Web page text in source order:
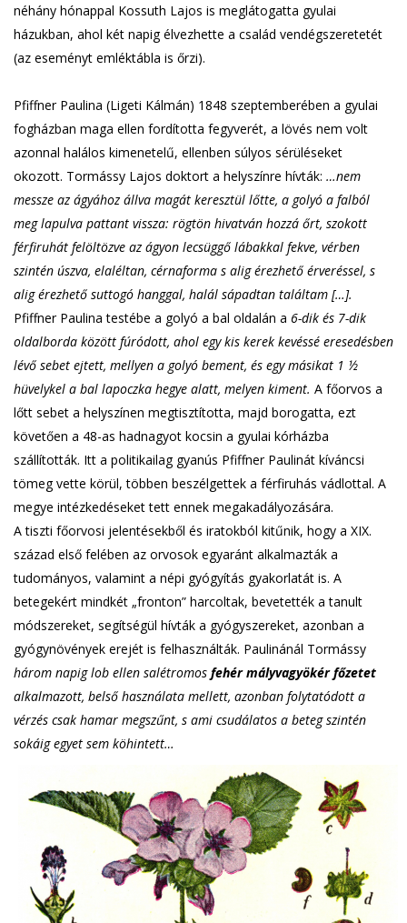
néhány hónappal Kossuth Lajos is meglátogatta gyulai
házukban, ahol két napig élvezhette a család vendégszeretetét
(az eseményt emléktábla is őrzi).
Pfiffner Paulina (Ligeti Kálmán) 1848 szeptemberében a gyulai
fogházban maga ellen fordította fegyverét, a lövés nem volt
azonnal halálos kimenetelű, ellenben súlyos sérüléseket
okozott. Tormássy Lajos doktort a helyszínre hívták: …nem
messze az ágyához állva magát keresztül lőtte, a golyó a falból
meg lapulva pattant vissza: rögtön hivatván hozzá őrt, szokott
férfiruhát felöltözve az ágyon lecsüggő lábakkal fekve, vérben
szintén úszva, elaléltan, cérnaforma s alig érezhető érveréssel, s
alig érezhető suttogó hanggal, halál sápadtan találtam […].
Pfiffner Paulina testébe a golyó a bal oldalán a 6-dik és 7-dik
oldalborda között fúródott, ahol egy kis kerek kevéssé eresedésben
lévő sebet ejtett, mellyen a golyó bement, és egy másikat 1 ½
hüvelykel a bal lapoczka hegye alatt, melyen kiment. A főorvos a
lőtt sebet a helyszínen megtisztította, majd borogatta, ezt
követően a 48-as hadnagyot kocsin a gyulai kórházba
szállították. Itt a politikailag gyanús Pfiffner Paulinát kíváncsi
tömeg vette körül, többen beszélgettek a férfiruhás vádlottal. A
megye intézkedéseket tett ennek megakadályozására.
A tiszti főorvosi jelentésekből és iratokból kitűnik, hogy a XIX.
század első felében az orvosok egyaránt alkalmazták a
tudományos, valamint a népi gyógyítás gyakorlatát is. A
betegekért mindkét „fronton” harcoltak, bevetették a tanult
módszereket, segítségül hívták a gyógyszereket, azonban a
gyógynövények erejét is felhasználták. Paulinánál Tormássy
három napig lob ellen salétromos fehér mályvagyökér főzetet
alkalmazott, belső használata mellett, azonban folytatódott a
vérzés csak hamar megszűnt, s ami csudálatos a beteg szintén
sokáig egyet sem köhintett…